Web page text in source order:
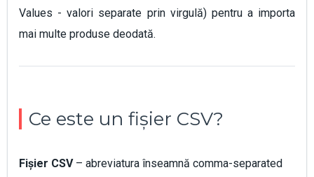
Values - valori separate prin virgulă) pentru a importa
mai multe produse deodată.
Ce este un fișier CSV?
Fișier CSV – abreviatura înseamnă comma-separated